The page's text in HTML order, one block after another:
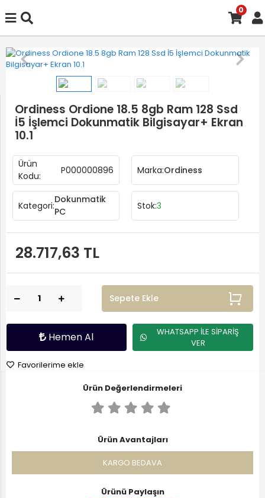
0
Ordiness Ordione 18.5 8gb Ram 128 Ssd
İ5 İşlemci Dokunmatik Bilgisayar+ Ekran
10.1
Ürün
Kodu:
P000000896 Marka:Ordiness
Kategori:
Dokunmatik
PC
Stok:3
28.717,63 TL
Sepete Ekle
Hemen Al
WHATSAPP İLE SİPARİŞ
VER
Favorilerime ekle
Ürün Değerlendirmeleri
Ürün Avantajları
KARGO BEDAVA
Ürünü Paylaşın